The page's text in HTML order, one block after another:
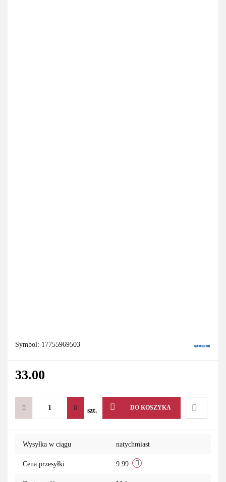
Symbol: 17755969503
33.00
szt. DO KOSZYKA
Do
Wysyłka w ciągu natychmiast
Cena przesyłki 9.99